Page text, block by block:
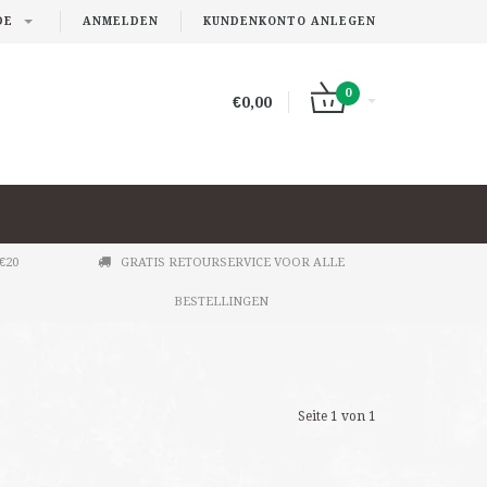
ANMELDEN KUNDENKONTO ANLEGEN
€0,00
0
GRATIS RETOURSERVICE VOOR ALLE
BESTELLINGEN
Seite 1 von 1